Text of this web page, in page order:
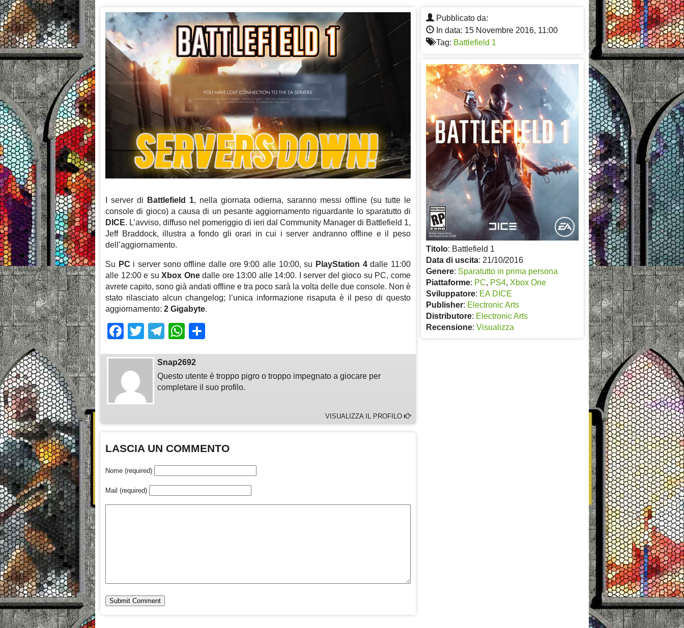
Pubblicato da:
In data: 15 Novembre 2016, 11:00
Tag: Battlefield 1
Titolo: Battlefield 1
Data di uscita: 21/10/2016
Genere: Sparatutto in prima persona
Piattaforme: PC, PS4, Xbox One
Sviluppatore: EA DICE
Publisher: Electronic Arts
Distributore: Electronic Arts
Recensione: Visualizza
I server di Battlefield 1, nella giornata odierna, saranno messi offline (su tutte le
console di gioco) a causa di un pesante aggiornamento riguardante lo sparatutto di
DICE. L’avviso, diffuso nel pomeriggio di ieri dal Community Manager di Battlefield 1,
Jeff Braddock, illustra a fondo gli orari in cui i server andranno offline e il peso
dell’aggiornamento.
Su PC i server sono offline dalle ore 9:00 alle 10:00, su PlayStation 4dalle 11:00
alle 12:00 e suXbox Onedalle ore 13:00 alle 14:00. I server del gioco su PC, come
avrete capito, sono già andati offline e tra poco sarà la volta delle due console. Non è
stato rilasciato alcun changelog; l’unica informazione risaputa è il peso di questo
aggiornamento: 2 Gigabyte.
Facebook
TwitterTelegram
WhatsApp
Snap2692
Questo utente è troppo pigro o troppo impegnato a giocare per
completare il suo profilo.
VISUALIZZA IL PROFILO
LASCIA UN COMMENTO
Nome (required)
Mail (required)